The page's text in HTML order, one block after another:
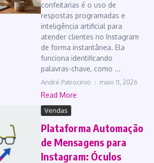
confeitarias é o uso de
respostas programadas e
inteligência artificial para
atender clientes no Instagram
de forma instantânea. Ela
funciona identificando
palavras-chave, como ...
André Patrocinio maio 11, 2026
Read More
Vendas
Plataforma Automação
de Mensagens para
Instagram: Óculos